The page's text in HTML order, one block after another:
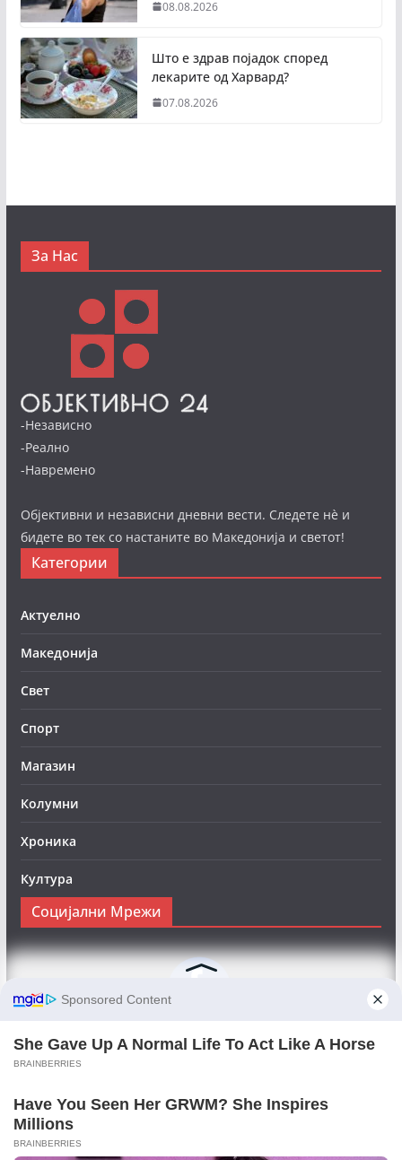
08.08.2026
Што е здрав појадок според
лекарите од Харвард?
07.08.2026
За Нас
-Независно
-Реално
-Навремено
Објективни и независни дневни вести. Следете нè и
бидете во тек со настаните во Македонија и светот!
Категории
Актуелно
Македонија
Свет
Спорт
Магазин
Колумни
Хроника
Култура
Социјални Мрежи
Следете нè на Фејсбук за да сте во тек со најновите